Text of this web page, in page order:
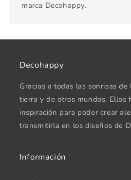
marca Decohappy.
Decohappy
Gracias a todas las sonrisas
tierra y de otros mundos. Ellos
inspiración para poder crear
transmitirla en los diseños de
Información